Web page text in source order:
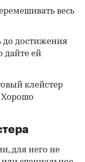
весь
до достижения
дайте ей
клейстер
Хорошо
для него не